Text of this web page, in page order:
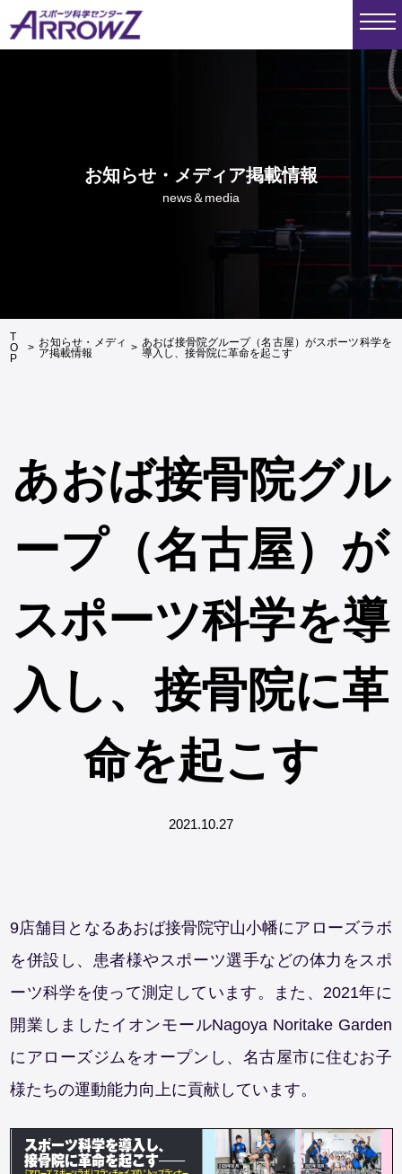
お知らせ・メディア掲載情報
news＆media
T
O
P
> お知らせ・メディ
ア掲載情報
> あおば接骨院グループ（名古屋）がスポーツ科学を
導入し、接骨院に革命を起こす
あおば接骨院グル
ープ（名古屋）が
スポーツ科学を導
入し、接骨院に革
命を起こす
2021.10.27
9店舗目となるあおば接骨院守山小幡にアローズラボ
を併設し、患者様やスポーツ選手などの体力をスポ
ーツ科学を使って測定しています。また、2021年に
開業しましたイオンモールNagoya Noritake Garden
にアローズジムをオープンし、名古屋市に住むお子
様たちの運動能力向上に貢献しています。